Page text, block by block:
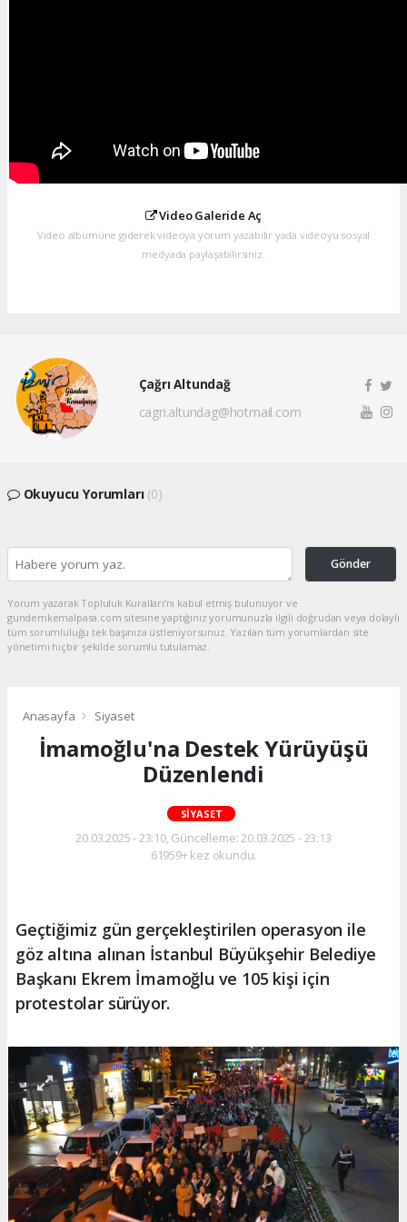
Video Galeride Aç
Video albümüne giderek videoya yorum yazabilir yada videoyu sosyal
medyada paylaşabilirsiniz.
Çağrı Altundağ
cagri.altundag@hotmail.com
Okuyucu Yorumları (0)
Gönder
Yorum yazarak Topluluk Kuralları’nı kabul etmiş bulunuyor ve
gundemkemalpasa.com sitesine yaptığınız yorumunuzla ilgili doğrudan veya dolaylı
tüm sorumluluğu tek başınıza üstleniyorsunuz. Yazılan tüm yorumlardan site
yönetimi hiçbir şekilde sorumlu tutulamaz.
Anasayfa Siyaset
İmamoğlu'na Destek Yürüyüşü
Düzenlendi
SIYASET
20.03.2025 - 23:10, Güncelleme: 20.03.2025 - 23:13
61959+ kez okundu.
Geçtiğimiz gün gerçekleştirilen operasyon ile
göz altına alınan İstanbul Büyükşehir Belediye
Başkanı Ekrem İmamoğlu ve 105 kişi için
protestolar sürüyor.